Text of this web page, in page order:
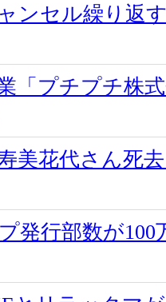
ンセル繰り返
「プチプチ株
美花代さん死
発行部数が100